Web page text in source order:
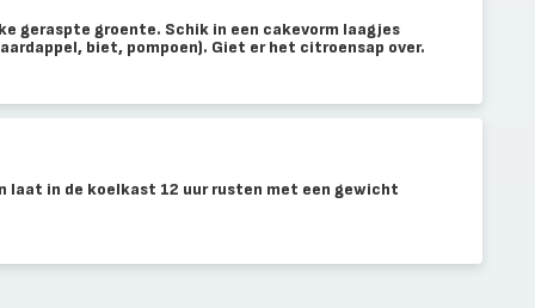
geraspte groente. Schik in een cakevorm laagjes
biet, pompoen). Giet er het citroensap over.
laat in de koelkast 12 uur rusten met een gewicht